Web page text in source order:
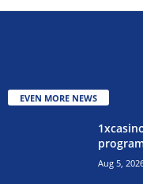
EVEN MORE NEWS
Aug 5,